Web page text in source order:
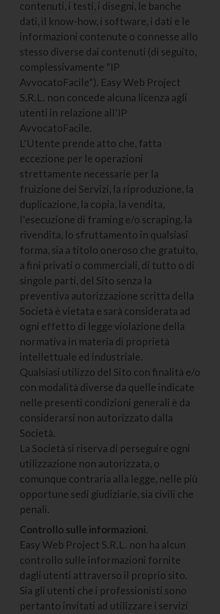
contenuti, i testi, i disegni, le banche
dati, il know-how, i software, i dati e le
informazioni contenute o connesse allo
stesso diverse dai contenuti (di seguito,
complessivamente "IP
AvvocatoFacile"). Easy Web Project
S.R.L. non concede alcuna licenza agli
utenti in relazione all'IP
AvvocatoFacile.
L'Utente prende atto che, fatta
eccezione per le operazioni
strettamente necessarie per la
fruizione dei Servizi, la riproduzione, la
duplicazione, la copia, la vendita,
l'esecuzione di framing e/o scraping, la
rivendita, lo sfruttamento in qualsiasi
forma, sia a titolo oneroso che gratuito,
a fini privati o commerciali, di tutto o di
singole parti, del Sito senza la
preventiva autorizzazione scritta della
Società è vietata e sarà considerata ad
ogni effetto di legge violazione della
normativa in materia di proprietà
intellettuale ed industriale.
Qualsiasi utilizzo del Sito con finalità e/o
con modalità diverse da quelle indicate
nelle presenti condizioni generali è da
considerarsi non autorizzato dalla
Società.
La Società si riserva di perseguire ogni
utilizzazione non autorizzata, o
comunque contraria alla legge, nelle più
opportune sedi giudiziarie, sia civili che
penali.
Controllo sulle informazioni.
Easy Web Project S.R.L. non ha alcun
controllo sulle informazioni fornite
dagli utenti attraverso il proprio sito.
Sia gli utenti che i professionisti sono
pertanto invitati ad utilizzare i servizi